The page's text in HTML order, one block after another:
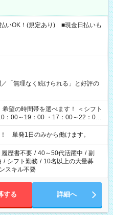
いOK！(規定あり) ■現金日払いも
「無理なく続けられる」と好評の
：00～19：00 ・17：00～22：00
～翌6：00 など
単発1日のみから働けます。
履歴書不要 / 40～50代活躍中 / 副
/ シフト勤務 / 10名以上の大量募
スキル不要
する 詳細へ